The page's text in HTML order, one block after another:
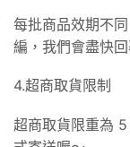
每批商品效期不
編，我們會盡快回
4.超商取貨限制
超商取貨限重為